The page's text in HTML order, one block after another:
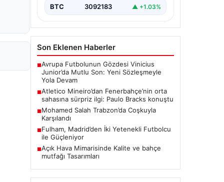
BTC 3092183 ▲ +1.03%
Son Eklenen Haberler
■Avrupa Futbolunun Gözdesi Vinicius
Junior’da Mutlu Son: Yeni Sözleşmeyle
Yola Devam
■Atletico Mineiro’dan Fenerbahçe’nin orta
sahasına sürpriz ilgi: Paulo Bracks konuştu
■Mohamed Salah Trabzon’da Coşkuyla
Karşılandı
■Fulham, Madrid’den İki Yetenekli Futbolcu
ile Güçleniyor
■Açık Hava Mimarisinde Kalite ve bahçe
mutfağı Tasarımları